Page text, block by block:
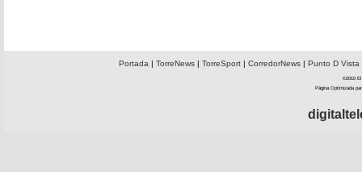
Portada | TorreNews| TorreSport| CorredorNews| Punto D Vista
©2010 El
Página Optimizada